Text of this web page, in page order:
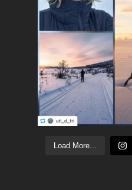
Load More...